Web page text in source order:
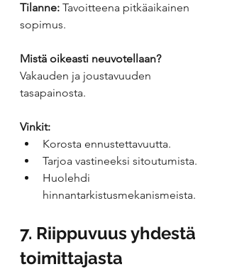
Tilanne: Tavoitteena pitkäaikainen
sopimus.
Mistä oikeasti neuvotellaan?
Vakauden ja joustavuuden
tasapainosta.
Vinkit:
Korosta ennustettavuutta.
Tarjoa vastineeksi sitoutumista.
Huolehdi
hinnantarkistusmekanismeista.
7. Riippuvuus yhdestä
toimittajasta